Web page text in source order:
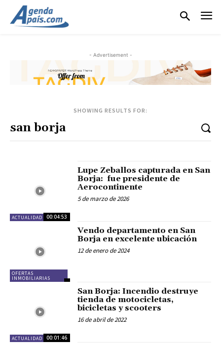
- Advertisement -
SHOWING RESULTS FOR:
ACTUALIDAD 00:04:53
Lupe Zeballos capturada en San
Borja: fue presidente de
Aerocontinente
5 de marzo de 2026
OFERTAS
INMOBILIARIAS
Vendo departamento en San
Borja en excelente ubicación
12 de enero de 2024
ACTUALIDAD 00:01:46
San Borja: Incendio destruye
tienda de motocicletas,
bicicletas y scooters
16 de abril de 2022